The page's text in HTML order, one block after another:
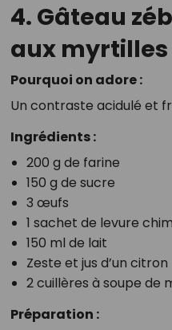
4. Gâteau
aux myrtilles
Pourquoi on adore :
Un contraste acidulé et
Ingrédients :
200 g de farine
150 g de sucre
3 œufs
1 sachet de levure
150 ml de lait
Zeste et jus d’un citron
2 cuillères à soupe de
Préparation :